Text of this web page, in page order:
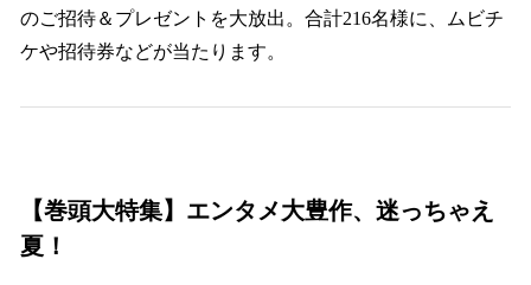
のご招待＆プレゼントを大放出。合計216名様に、ムビチ
ケや招待券などが当たります。
【巻頭大特集】エンタメ大豊作、迷っちゃえ
夏！